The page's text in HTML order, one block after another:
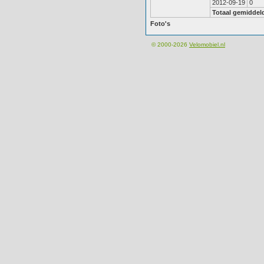
2012-09-19 0
Totaal
Foto's
© 2000-2026 Velomobiel.nl